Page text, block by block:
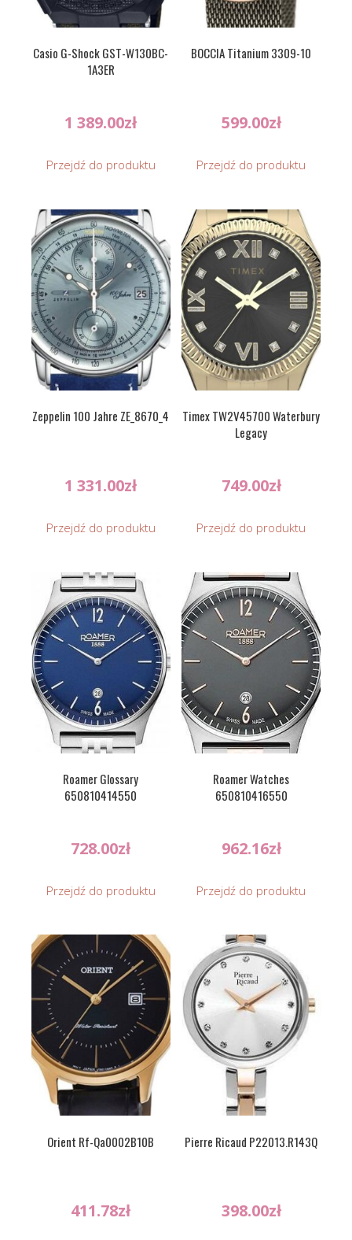
Casio G-Shock GST-W130BC-
1A3ER
1 389.00zł
Przejdź do produktu
BOCCIA Titanium 3309-10
599.00zł
Przejdź do produktu
Zeppelin 100 Jahre ZE_8670_4
1 331.00zł
Przejdź do produktu
Timex TW2V45700 Waterbury
Legacy
749.00zł
Przejdź do produktu
Roamer Glossary
650810414550
728.00zł
Przejdź do produktu
Roamer Watches
650810416550
962.16zł
Przejdź do produktu
Orient Rf-Qa0002B10B
411.78zł
Pierre Ricaud P22013.R143Q
398.00zł